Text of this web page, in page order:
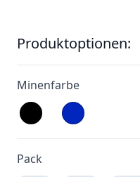
Produktoptionen:
Minenfarbe
Pack